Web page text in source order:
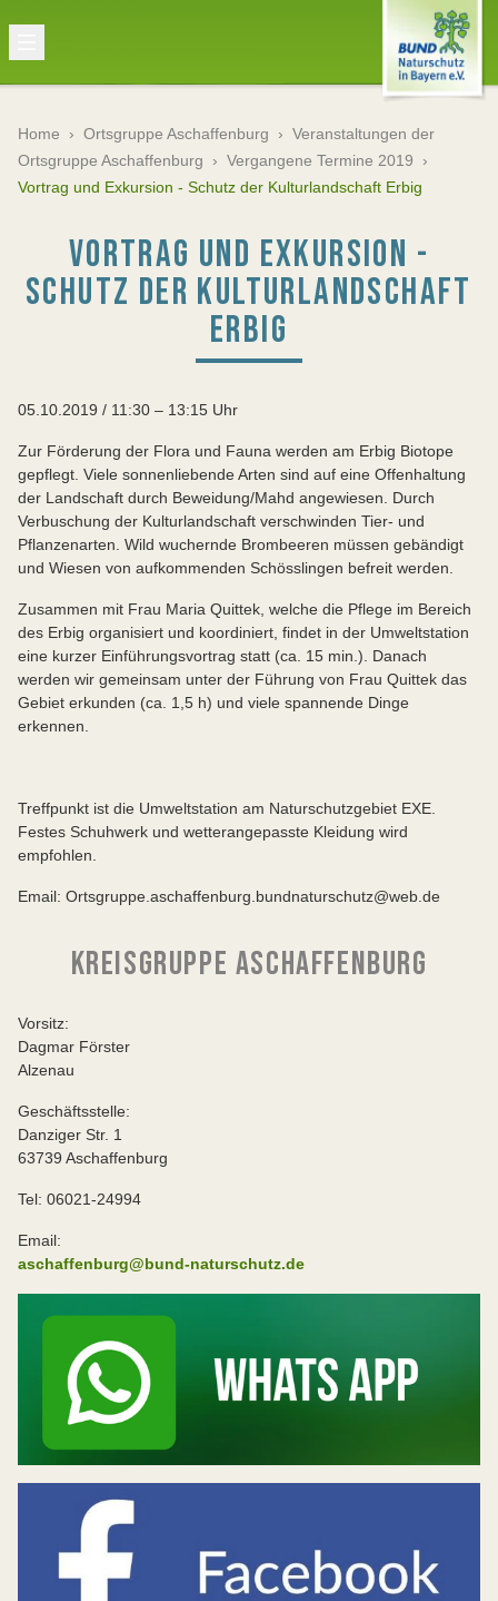
Home › Ortsgruppe Aschaffenburg › Veranstaltungen der
Ortsgruppe Aschaffenburg › Vergangene Termine 2019 ›
Vortrag und Exkursion - Schutz der Kulturlandschaft Erbig
VORTRAG UND EXKURSION -
SCHUTZ DER KULTURLANDSCHAFT
ERBIG
05.10.2019 / 11:30 – 13:15 Uhr
Zur Förderung der Flora und Fauna werden am Erbig Biotope
gepflegt. Viele sonnenliebende Arten sind auf eine Offenhaltung
der Landschaft durch Beweidung/Mahd angewiesen. Durch
Verbuschung der Kulturlandschaft verschwinden Tier- und
Pflanzenarten. Wild wuchernde Brombeeren müssen gebändigt
und Wiesen von aufkommenden Schösslingen befreit werden.
Zusammen mit Frau Maria Quittek, welche die Pflege im Bereich
des Erbig organisiert und koordiniert, findet in der Umweltstation
eine kurzer Einführungsvortrag statt (ca. 15 min.). Danach
werden wir gemeinsam unter der Führung von Frau Quittek das
Gebiet erkunden (ca. 1,5 h) und viele spannende Dinge
erkennen.
Treffpunkt ist die Umweltstation am Naturschutzgebiet EXE.
Festes Schuhwerk und wetterangepasste Kleidung wird
empfohlen.
Email: Ortsgruppe.aschaffenburg.bundnaturschutz@web.de
KREISGRUPPE ASCHAFFENBURG
Vorsitz:
Dagmar Förster
Alzenau
Geschäftsstelle:
Danziger Str. 1
63739 Aschaffenburg
Tel: 06021-24994
Email:
aschaffenburg@bund-naturschutz.de